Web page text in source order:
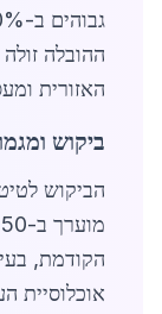
ההובלה
האזורית
ביקוש
הקודמת,
אוכלוסיית